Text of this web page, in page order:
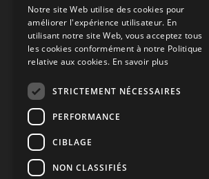
Notre site Web utilise des cookies pour
améliorer l'expérience utilisateur. En
utilisant notre site Web, vous acceptez tous
les cookies conformément à notre Politique
relative aux cookies. En savoir plus
STRICTEMENT NÉCESSAIRES
PERFORMANCE
CIBLAGE
NON CLASSIFIÉS